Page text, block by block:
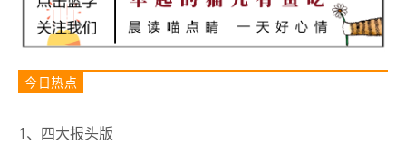
今日热点
1、四大报头版